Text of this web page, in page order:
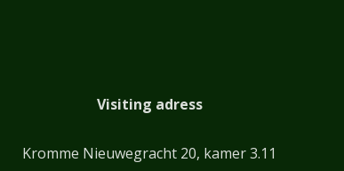
Visiting adress
Kromme Nieuwegracht 20, kamer 3.11